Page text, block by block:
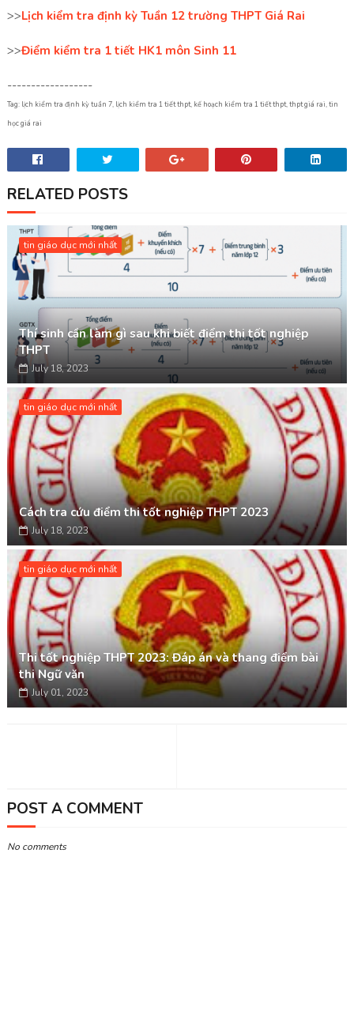
>>Lịch kiểm tra định kỳ Tuần 12 trường THPT Giá Rai
>>Điểm kiểm tra 1 tiết HK1 môn Sinh 11
------------------
Tag: lịch kiểm tra định kỳ tuần 7, lịch kiểm tra 1 tiết thpt, kế hoạch kiểm tra 1 tiết thpt, thpt giá rai, tin
học giá rai
RELATED POSTS
tin giáo dục mới nhất
Thí sinh cần làm gì sau khi biết điểm thi tốt nghiệp
THPT
July 18, 2023
tin giáo dục mới nhất
Cách tra cứu điểm thi tốt nghiệp THPT 2023
July 18, 2023
tin giáo dục mới nhất
Thi tốt nghiệp THPT 2023: Đáp án và thang điểm bài
thi Ngữ văn
July 01, 2023
POST A COMMENT
No comments